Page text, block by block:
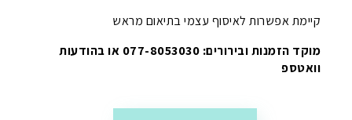
קיימת אפשרות לאיסוף עצמי בתיאום מראש
מוקד הזמנות ובירורים: 077-8053030 או בהודעות
וואטספ